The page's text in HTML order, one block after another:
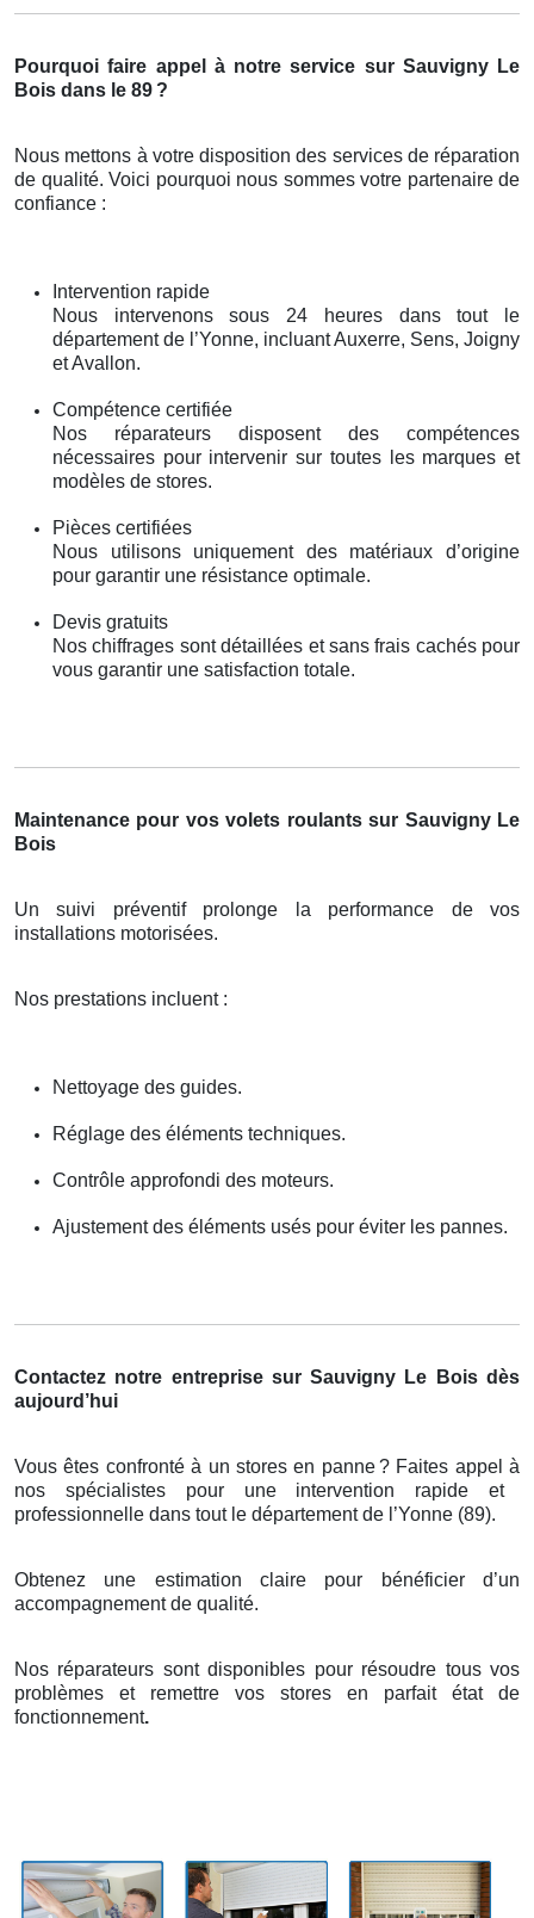
Pourquoi faire appel à notre service sur Sauvigny Le
Bois dans le 89 ?
Nous mettons à votre disposition des services de réparation
de qualité. Voici pourquoi nous sommes votre partenaire de
confiance :
Intervention rapide
Nous intervenons sous 24 heures dans tout le
département de l’Yonne, incluant Auxerre, Sens, Joigny
et Avallon.
Compétence certifiée
Nos réparateurs disposent des compétences
nécessaires pour intervenir sur toutes les marques et
modèles de stores.
Pièces certifiées
Nous utilisons uniquement des matériaux d’origine
pour garantir une résistance optimale.
Devis gratuits
Nos chiffrages sont détaillées et sans frais cachés pour
vous garantir une satisfaction totale.
Maintenance pour vos volets roulants sur Sauvigny Le
Bois
Un suivi préventif prolonge la performance de vos
installations motorisées.
Nos prestations incluent :
Nettoyage des guides.
Réglage des éléments techniques.
Contrôle approfondi des moteurs.
Ajustement des éléments usés pour éviter les pannes.
Contactez notre entreprise sur Sauvigny Le Bois dès
aujourd’hui
Vous êtes confronté à un stores en panne? Faites appelà
nos spécialistes pour une intervention rapide et
professionnelle dans tout le département de l ’Yonne (89).
Obtenez une estimation claire pour bénéficier d’un
accompagnement de qualité.
Nos réparateurs sont disponibles pour résoudre tous vos
problèmes et remettre vos stores en parfait état de
fonctionnement.